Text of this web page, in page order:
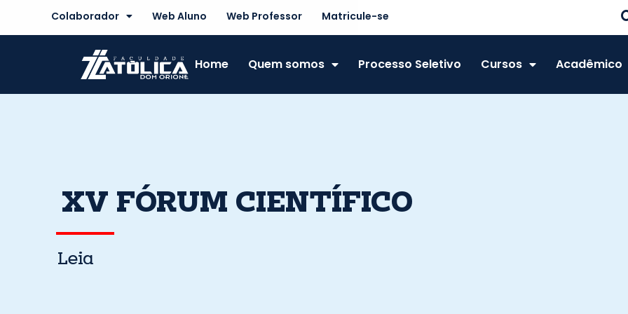
Colaborador Web Aluno Web Professor Matricule-se
Home Quem somos Processo Seletivo Cursos Acadêmico
XV FÓRUM CIENTÍFICO
Leia